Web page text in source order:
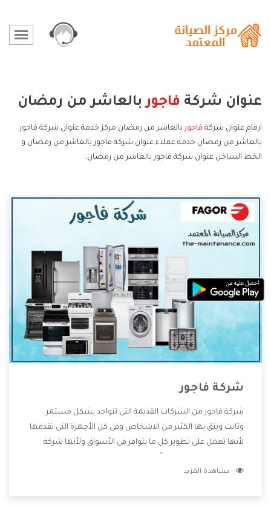
عنوان شركة فاجوربالعاشر من رمضان
ارقام عنوان شركة فاجور بالعاشر من رمضان مركز خدمة عنوان شركة فاجور
بالعاشر من رمضان خدمة عملاء عنوان شركة فاجور بالعاشر من رمضان و
الخط الساخن عنوان شركة فاجور بالعاشر من رمضان.
شركة فاجور
شركة فاجور من الشركات القديمة التى تتواجد بشكل مستمر
وثابت ويثق بها الكثير من الاشخاص وفى كل الأجهزة التى تقدمها
لأنها تعمل على تطوير كل ما يتوافر فى الأسواق ولأنها شركة
وتقدم للعملاء أقوى العروض والخصومات التى تسهل على
مشاهدة المزيد